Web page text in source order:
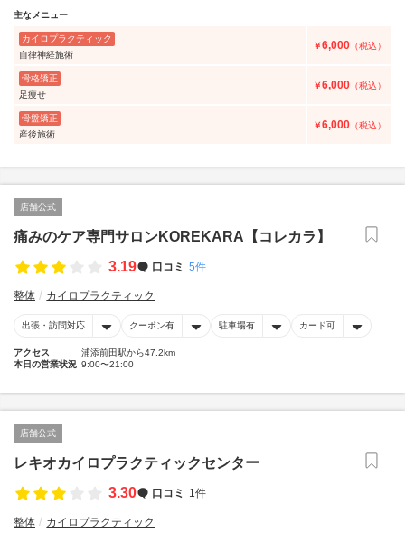
主なメニュー
カイロプラクティック
自律神経施術
￥6,000 （税込）
骨格矯正
足痩せ
￥6,000 （税込）
骨盤矯正
産後施術
￥6,000 （税込）
店舗公式
痛みのケア専門サロンKOREKARA【コレカラ】
3.19
口コミ 5件
整体 カイロプラクティック
出張・訪問対応 クーポン有 駐車場有 カード可
アクセス
浦添前田駅から47.2km
本日の営業状況 9:00〜21:00
店舗公式
レキオカイロプラクティックセンター
3.30
口コミ 1件
整体 カイロプラクティック